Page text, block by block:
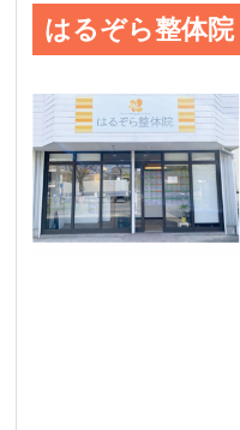
はるぞら整体